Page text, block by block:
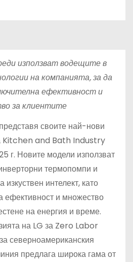
използват водещите в
на компанията, за да
ефективност и
за клиентите
своите най-нови
Kitchen and Bath Industry
г. Новите модели използват
термопомпи и
изкуствен интелект, като
ефективност и множество
на енергия и време.
на LG за Zero Labor
северноамериканския
предлага широка гама от